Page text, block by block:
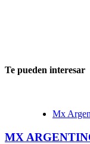
Te pueden interesar
Mx
MX